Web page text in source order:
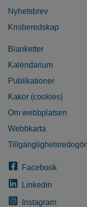
Nyhetsbrev
Krisberedskap
Blanketter
Kalendarium
Publikationer
Kakor (cookies)
Om webbplatsen
Webbkarta
Facebook
Linkedin
Instagram